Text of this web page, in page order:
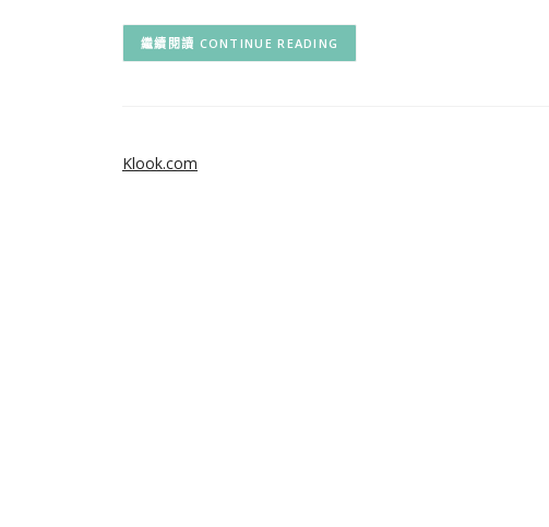
CONTINUE READING
Klook.com